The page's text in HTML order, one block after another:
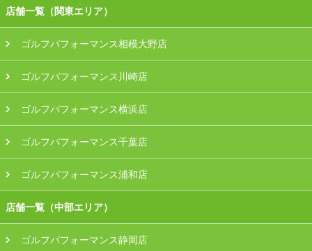
店舗一覧（関東エリア）
ゴルフパフォーマンス相模大野店
ゴルフパフォーマンス川崎店
ゴルフパフォーマンス横浜店
ゴルフパフォーマンス千葉店
ゴルフパフォーマンス浦和店
店舗一覧（中部エリア）
ゴルフパフォーマンス静岡店